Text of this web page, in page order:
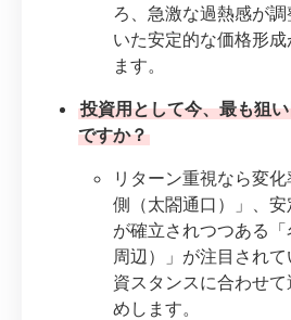
ろ、急激な過熱感が
いた安定的な価格形
ます。
投資用として今、最も狙
ですか？
リターン重視なら変
側（太閤通口）」、
が確立されつつある
周辺）」が注目され
資スタンスに合わせ
めします。